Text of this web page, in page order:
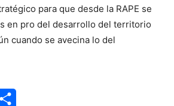
para que desde la RAPE se
en pro del desarrollo del territorio
cuando se avecina lo del